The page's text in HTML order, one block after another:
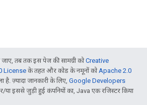
तब तक इस पेज की सामग्री कोCreative
License के तहत और कोड के नमूनों कोApache 2.0
है. ज़्यादा जानकारी के लिए, Google Developers
इससे जुड़ी हुई कंपनियों का, Java एक रजिस्टर किया